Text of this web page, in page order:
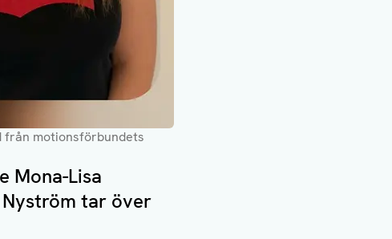
från motionsförbundets
Mona-Lisa
tar över